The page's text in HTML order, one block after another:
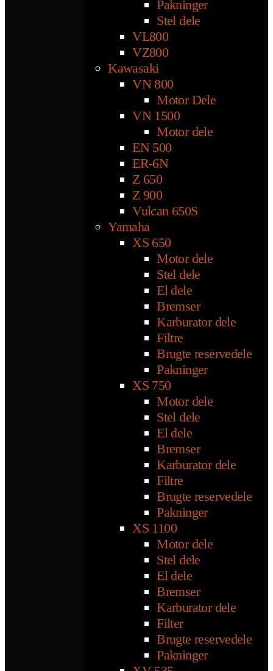
Pakninger
Stel dele
VL800
VZ800
Kawasaki
VN 800
Motor Dele
VN 1500
Motor dele
EN 500
ER-6N
Z 650
Z 900
Vulcan 650S
Yamaha
XS 650
Motor dele
Stel dele
El dele
Bremser
Karburator dele
Filtre
Brugte reservedele
Pakninger
XS 750
Motor dele
Stel dele
El dele
Bremser
Karburator dele
Filtre
Brugte reservedele
Pakninger
XS 1100
Motor dele
Stel dele
El dele
Bremser
Karburator dele
Filter
Brugte reservedele
Pakninger